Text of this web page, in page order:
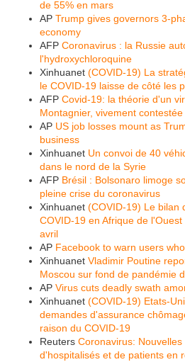
de 55% en mars
AP Trump gives governors 3-
economy
AFP Coronavirus : la Russie
l'hydroxychloroquine
Xinhuanet (COVID-19) La
le COVID-19 laisse de côté les
AFP Covid-19: la théorie d'un
Montagnier, vivement contestée
AP US job losses mount as
business
Xinhuanet Un convoi de 40
dans le nord de la Syrie
AFP Brésil : Bolsonaro limoge
pleine crise du coronavirus
Xinhuanet (COVID-19) Le bilan
COVID-19 en Afrique de
avril
AP Facebook to warn users
Xinhuanet Vladimir Poutine
Moscou sur fond de pandémie
AP Virus cuts deadly swath
Xinhuanet (COVID-19) Etats-
demandes d'assurance
raison du COVID-19
Reuters Coronavirus:
d'hospitalisés et de patients en